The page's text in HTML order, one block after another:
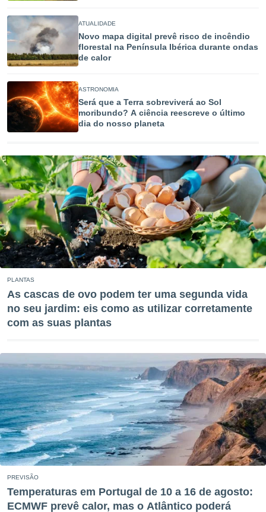
site
caso,
de que
navegação
não
cookies
ou
Pode
de
ao
através
únicos
e
como a
este sitio
IP e
de
possam
seus
com
ATUALIDADE
Novo mapa digital prevê risco de incêndio
florestal na Península Ibérica durante ondas
de calor
ASTRONOMIA
Será que a Terra sobreviverá ao Sol
moribundo? A ciência reescreve o último
dia do nosso planeta
PLANTAS
As cascas de ovo podem ter uma segunda vida
no seu jardim: eis como as utilizar corretamente
com as suas plantas
PREVISÃO
Temperaturas em Portugal de 10 a 16 de agosto:
ECMWF prevê calor, mas o Atlântico poderá